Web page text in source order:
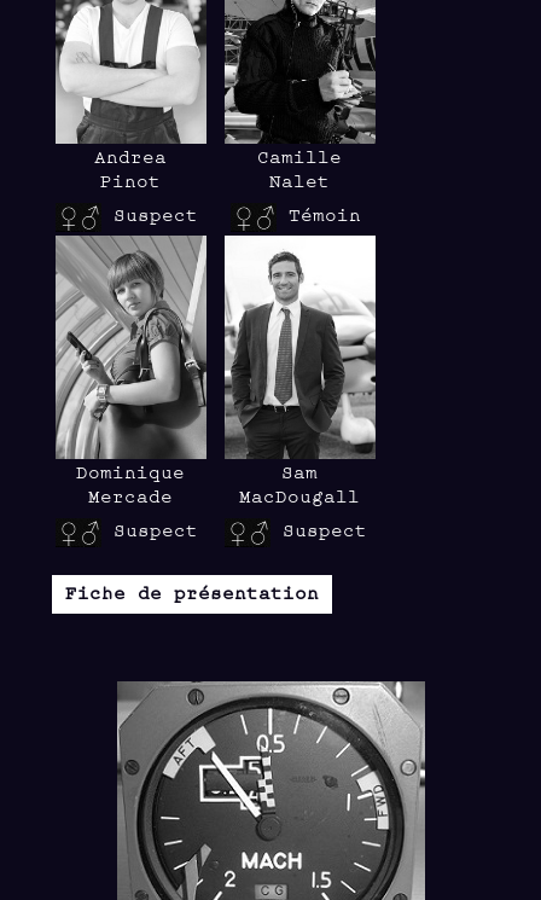
Andrea
Pinot
Suspect
Camille
Nalet
Témoin
Dominique
Mercade
Suspect
Sam
MacDougall
Suspect
Fiche de présentation